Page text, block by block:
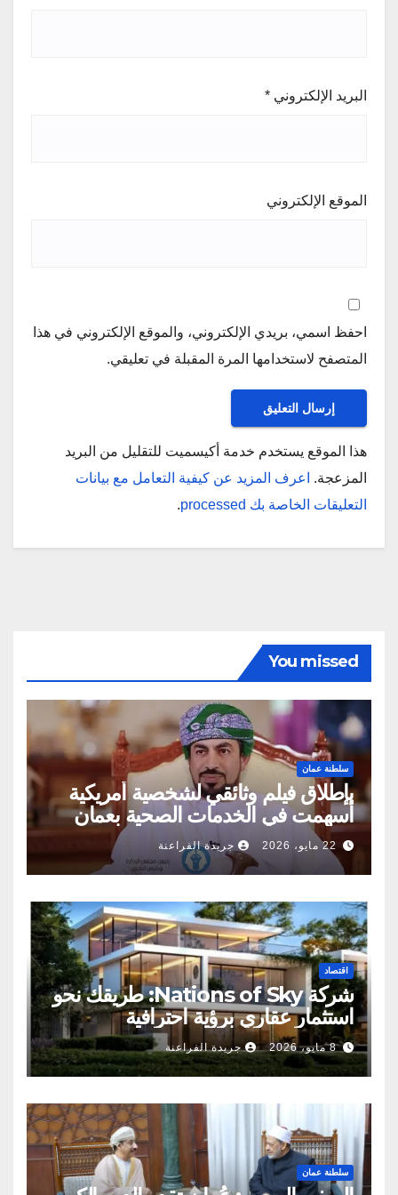
البريد الإلكتروني *
الموقع الإلكتروني
احفظ اسمي، بريدي الإلكتروني، والموقع الإلكتروني في هذا
المتصفح لاستخدامها المرة المقبلة في تعليقي.
هذا الموقع يستخدم خدمة أكيسميت للتقليل من البريد
المزعجة.
اعرف المزيد عن كيفية التعامل مع بيانات
التعليقات الخاصة بك processed
.
You missed
سلطنة عمان
بإطلاق فيلم وثائقي لشخصية أمريكية
أسهمت في الخدمات الصحية بعمان
22 مايو، 2026 جريدة الفراعنة
اقتصاد
شركة Nations of Sky: طريقك نحو
استثمار عقاري برؤية احترافية
8 مايو، 2026 جريدة الفراعنة
سلطنة عمان